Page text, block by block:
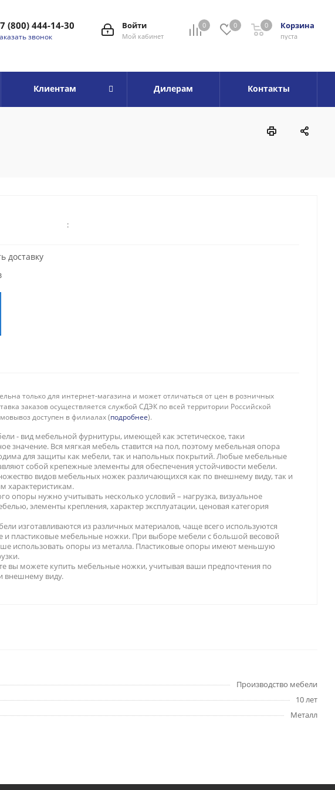
0 0 Корзина
пуста
0
Войти
Мой кабинет
(800) 444-14-30
звонок
Клиентам Дилерам Контакты
:
доставку
только для интернет-магазина и может отличаться от цен в розничных
заказов осуществляется службой СДЭК по всей территории Российской
доступен в филиалах (подробнее).
- вид мебельной фурнитуры, имеющей как эстетическое, таки
значение. Вся мягкая мебель ставится на пол, поэтому мебельная опора
для защиты как мебели, так и напольных покрытий. Любые мебельные
собой крепежные элементы для обеспечения устойчивости мебели.
видов мебельных ножек различающихся как по внешнему виду, так и
характеристикам.
опоры нужно учитывать несколько условий – нагрузка, визуальное
элементы крепления, характер эксплуатации, ценовая категория
изготавливаются из различных материалов, чаще всего используются
и пластиковые мебельные ножки. При выборе мебели с большой весовой
использовать опоры из металла. Пластиковые опоры имеют меньшую
вы можете купить мебельные ножки, учитывая ваши предпочтения по
внешнему виду.
Производство мебели
10 лет
Металл